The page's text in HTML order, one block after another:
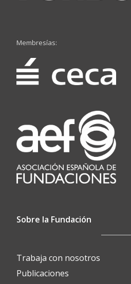
Membresías:
Sobre la Fundación
Trabaja con nosotros
Publicaciones